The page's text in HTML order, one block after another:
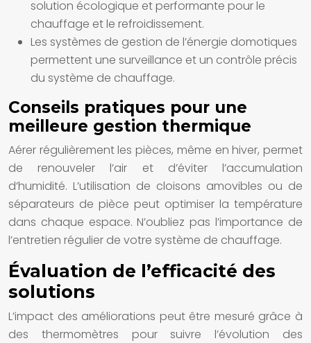
solution écologique et performante pour le
chauffage et le refroidissement.
Les systèmes de gestion de l’énergie domotiques
permettent une surveillance et un contrôle précis
du système de chauffage.
Conseils pratiques pour une
meilleure gestion thermique
Aérer régulièrement les pièces, même en hiver, permet
de renouveler l’air et d’éviter l’accumulation
d’humidité. L’utilisation de cloisons amovibles ou de
séparateurs de pièce peut optimiser la température
dans chaque espace. N’oubliez pas l’importance de
l’entretien régulier de votre système de chauffage.
Évaluation de l’efficacité des
solutions
L’impact des améliorations peut être mesuré grâce à
des thermomètres pour suivre l’évolution des